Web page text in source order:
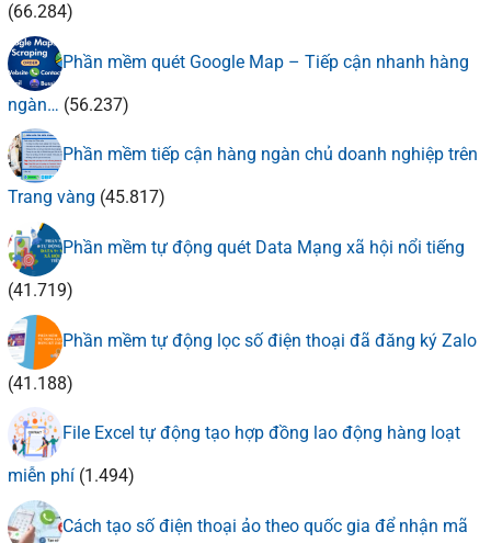
(66.284)
Phần mềm quét Google Map – Tiếp cận nhanh hàng
ngàn… (56.237)
Phần mềm tiếp cận hàng ngàn chủ doanh nghiệp trên
Trang vàng (45.817)
Phần mềm tự động quét Data Mạng xã hội nổi tiếng
(41.719)
Phần mềm tự động lọc số điện thoại đã đăng ký Zalo
(41.188)
File Excel tự động tạo hợp đồng lao động hàng loạt
miễn phí (1.494)
Cách tạo số điện thoại ảo theo quốc gia để nhận mã